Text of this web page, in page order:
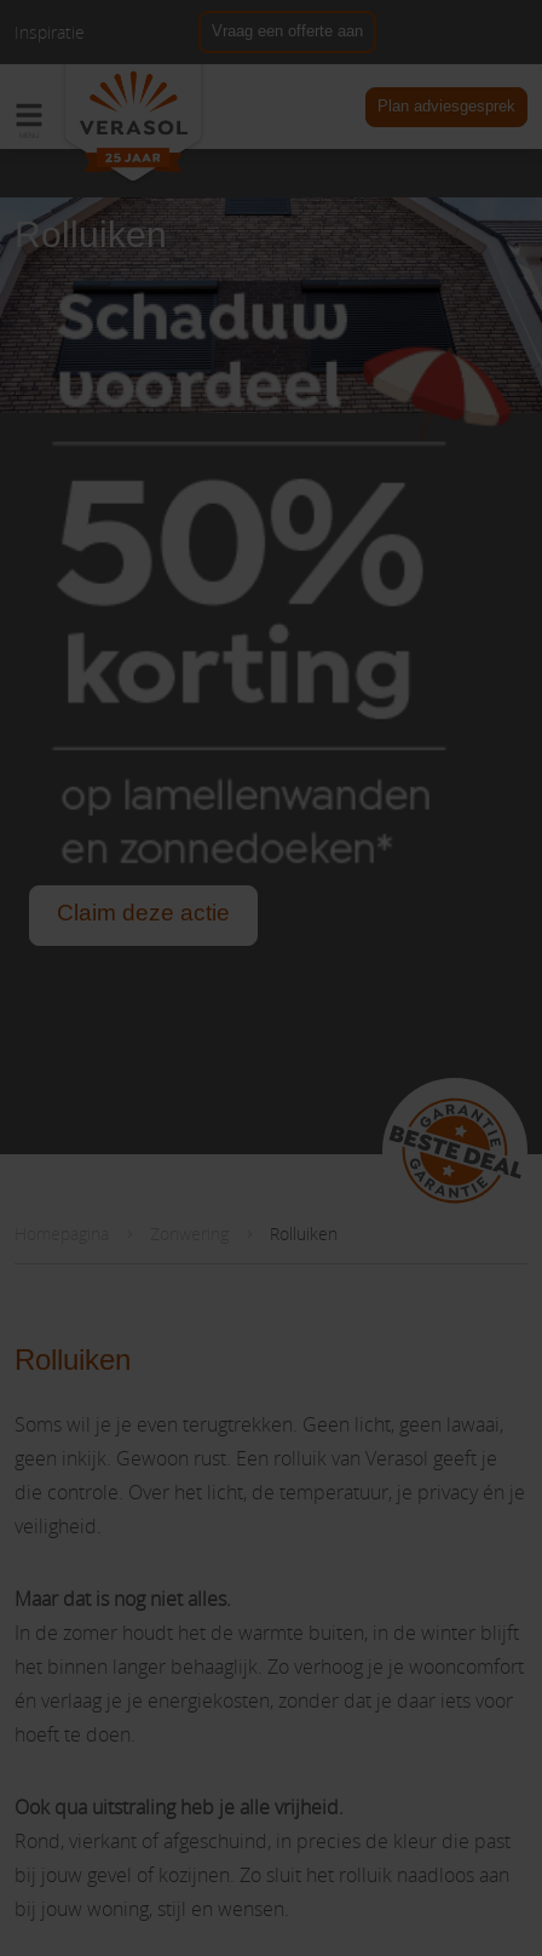
Inspiratie Vraag een offerte aan
DE
Plan adviesgesprek
Rolluiken
Claim deze actie
Rolluiken
Rolluiken
Soms wil je je even terugtrekken. Geen licht, geen lawaai,
geen inkijk. Gewoon rust. Een rolluik van Verasol geeft je
die controle. Over het licht, de temperatuur, je privacy én je
veiligheid.
Maar dat is nog niet alles.
In de zomer houdt het de warmte buiten, in de winter blijft
het binnen langer behaaglijk. Zo verhoog je je wooncomfort
én verlaag je je energiekosten, zonder dat je daar iets voor
hoeft te doen.
Ook qua uitstraling heb je alle vrijheid.
Rond, vierkant of afgeschuind, in precies de kleur die past
bij jouw gevel of kozijnen. Zo sluit het rolluik naadloos aan
bij jouw woning, stijl en wensen.